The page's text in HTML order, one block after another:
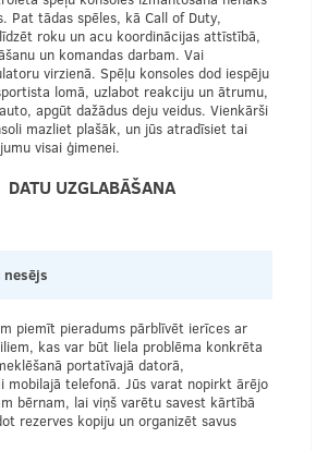
Pat tādas spēles, kā Call of Duty,
roku un acu koordinācijas attīstībā,
un komandas darbam. Vai
virzienā. Spēļu konsoles dod iespēju
lomā, uzlabot reakciju un ātrumu,
apgūt dažādus deju veidus. Vienkārši
mazliet plašāk, un jūs atradīsiet tai
visai ģimenei.
DATU UZGLABĀŠANA
nesējs
piemīt pieradums pārblīvēt ierīces ar
kas var būt liela problēma konkrēta
portatīvajā datorā,
mobilajā telefonā. Jūs varat nopirkt ārējo
bērnam, lai viņš varētu savest kārtībā
rezerves kopiju un organizēt savus